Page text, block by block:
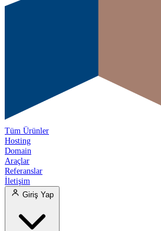
Tüm Ürünler
Hosting
Domain
Araçlar
Referanslar
İletişim
Giriş Yap